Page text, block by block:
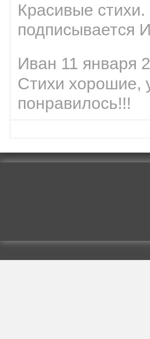
Красивые стихи.
подписывается
Иван 11 января
Стихи хорошие,
понравилось!!!